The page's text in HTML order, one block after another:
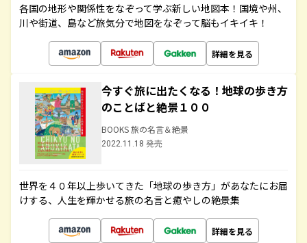
各国の地形や関係性をなぞって学ぶ新しい地図本！国境や州、
川や街道、島など旅気分で地図をなぞって脳もイキイキ！
詳細を見る
今すぐ旅に出たくなる！地球の歩き方
のことばと絶景１００
BOOKS 旅の名言＆絶景
2022.11.18 発売
世界を４０年以上歩いてきた「地球の歩き方」があなたにお届
けする、人生を輝かせる旅の名言と癒やしの絶景集
詳細を見る